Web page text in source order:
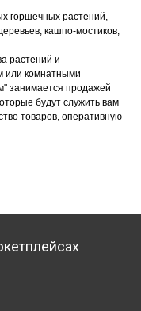
горшечных растений,
кашпо-мостиков,
растений и
или комнатными
занимается продажей
будут служить вам
товаров, оперативную